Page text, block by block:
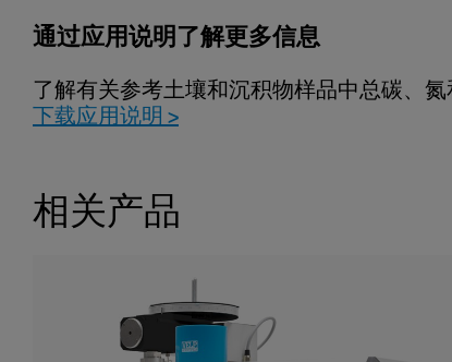
通过应用说明了解更多信息
了解有关参考土壤和沉积物样品中总碳、氮
下载应用说明 >
相关产品